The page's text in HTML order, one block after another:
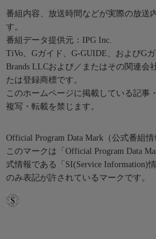
番組内容、放送時間などが実際の放送
す。
番組データ提供元：IPG Inc.
TiVo、Gガイド、G-GUIDE、およびG
Brands LLCおよび／またはその関連会
たは登録商標です。
このホームページに掲載している記事
複写・転載を禁じます。
Official Program Data Mark（公式番組情
このマークは「Official Program Data
式情報である「SI(Service Information)
のみ表記が許されているマークです。